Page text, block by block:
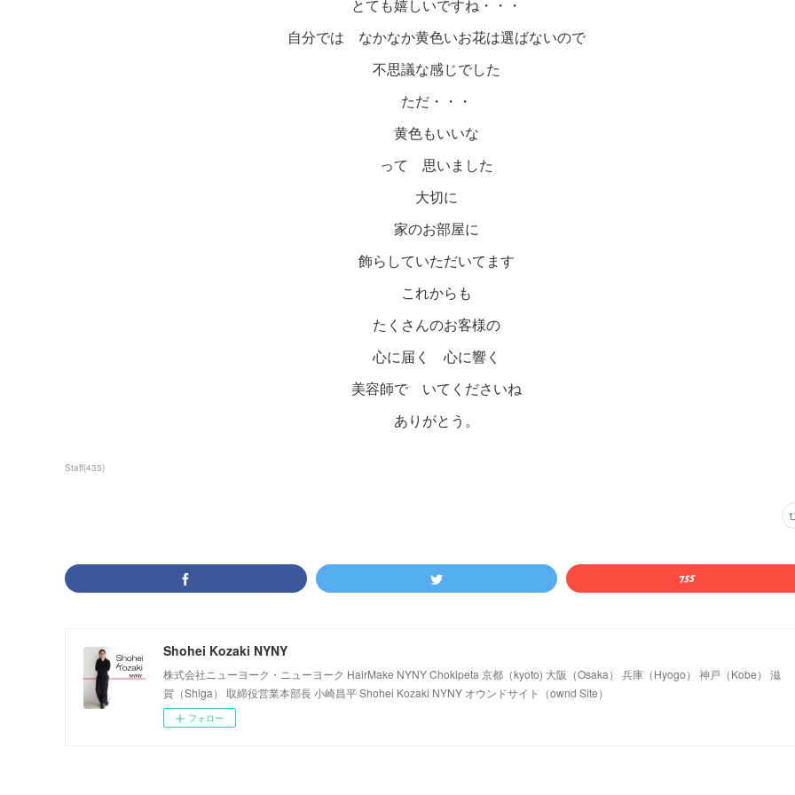
とても嬉しいですね・・・
自分では なかなか黄色いお花は選ばないので
不思議な感じでした
ただ・・・
黄色もいいな
って 思いました
大切に
家のお部屋に
飾らしていただいてます
これからも
たくさんのお客様の
心に届く 心に響く
美容師で いてくださいね
ありがとう。
Staff(435)
Shohei Kozaki NYNY
株式会社ニューヨーク・ニューヨーク HairMake NYNY Chokipeta 京都（kyoto) 大阪（Osaka） 兵庫（Hyogo） 神戸（Kobe） 滋
賀（Shiga） 取締役営業本部長 小崎昌平 Shohei Kozaki NYNY オウンドサイト（ownd Site）
フォロー